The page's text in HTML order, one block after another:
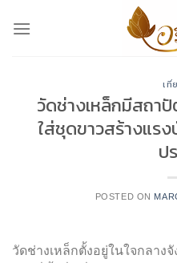
เที่
วัดช่างเหล็กมีสถา
ใส่ชุดขาวสร้างแร
ป
POSTED ON
วัดช่างเหล็กตั้งอยู่ในใจกลาง